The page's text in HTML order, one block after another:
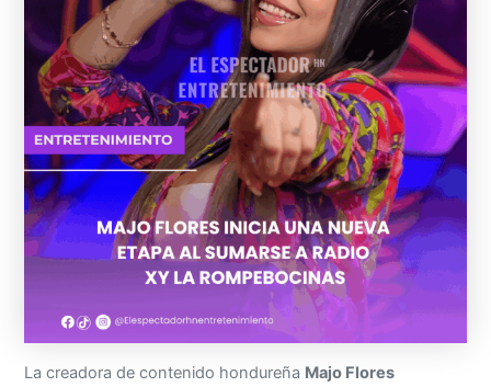
La creadora de contenido hondureña Majo Flores